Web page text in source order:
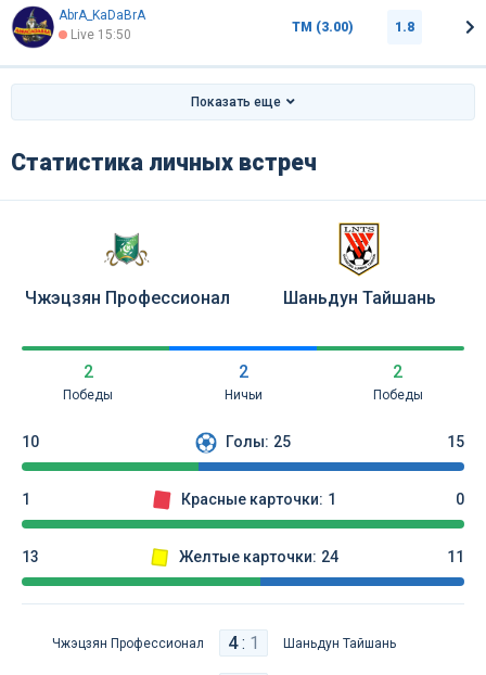
AbrA_KaDaBrA
Live 15:50
ТМ (3.00) 1.8
Показать еще
Статистика личных встреч
Чжэцзян Профессионал
2
Победы
2
Ничьи
2
Победы
Шаньдун Тайшань
10 Голы: 25 15
1 Красные карточки: 1 0
13 Желтые карточки: 24 11
Чжэцзян Профессионал 4: 1 Шаньдун Тайшань